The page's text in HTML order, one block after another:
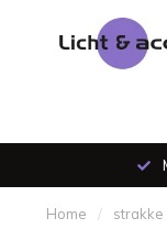
Home /